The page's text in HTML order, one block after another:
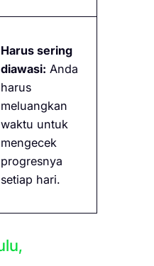
Harus sering
diawasi: Anda
harus
meluangkan
waktu untuk
mengecek
progresnya
setiap hari.